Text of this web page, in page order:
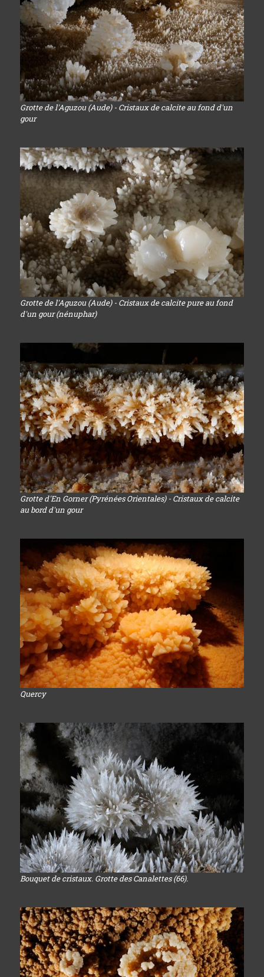
Grotte de l'Aguzou (Aude) - Cristaux de calcite au fond d'un
gour
Grotte de l'Aguzou (Aude) - Cristaux de calcite pure au fond
d'un gour (nénuphar)
Grotte d'En Gorner (Pyrénées Orientales) - Cristaux de calcite
au bord d'un gour
Quercy
Bouquet de cristaux. Grotte des Canalettes (66).